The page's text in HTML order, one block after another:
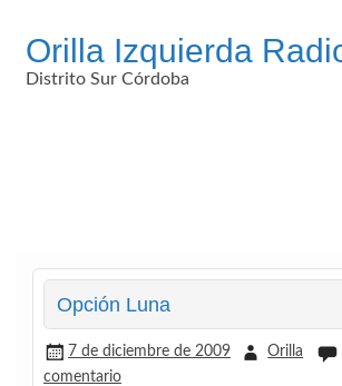
contenido
Orilla Izquierda
Distrito Sur Córdoba
Opción Luna
7 de diciembre de 2009 Orilla
comentario